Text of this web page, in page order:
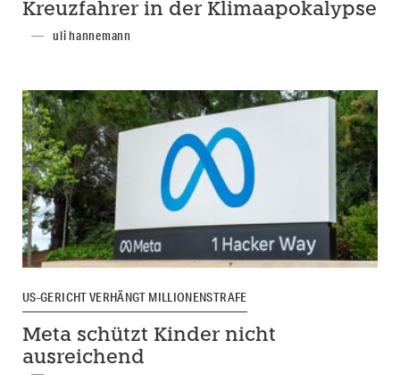
Kreuzfahrer in der Klimaapokalypse
uli hannemann
US-GERICHT VERHÄNGT MILLIONENSTRAFE
Meta schützt Kinder nicht
ausreichend